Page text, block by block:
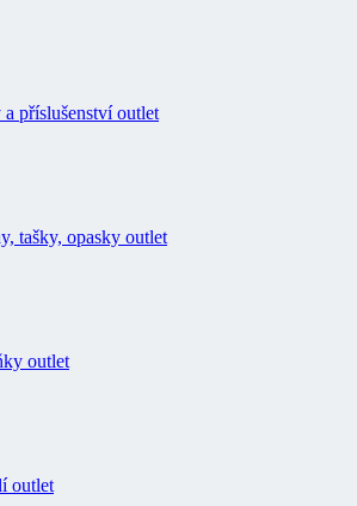
příslušenství outlet
tašky, opasky outlet
outlet
outlet